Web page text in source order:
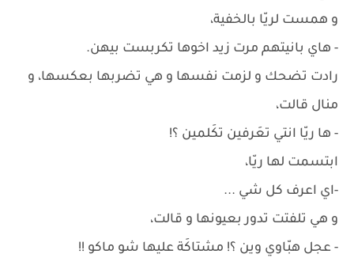
و همست لريّا بالخفية،
- هاي بانيتهم مرت زيد اخوها تكربست بيهن.
رادت تضحك و لزمت نفسها و هي تضربها بعكسها، و
منال قالت،
- ها ريّا انتي تعَرفين تكَلمين ؟!
ابتسمت لها ريّا،
-اي اعرف كل شي ...
و هي تلفتت تدور بعيونها و قالت،
- عجل هبّاوي وين ؟! مشتاكَة عليها شو ماكو !!